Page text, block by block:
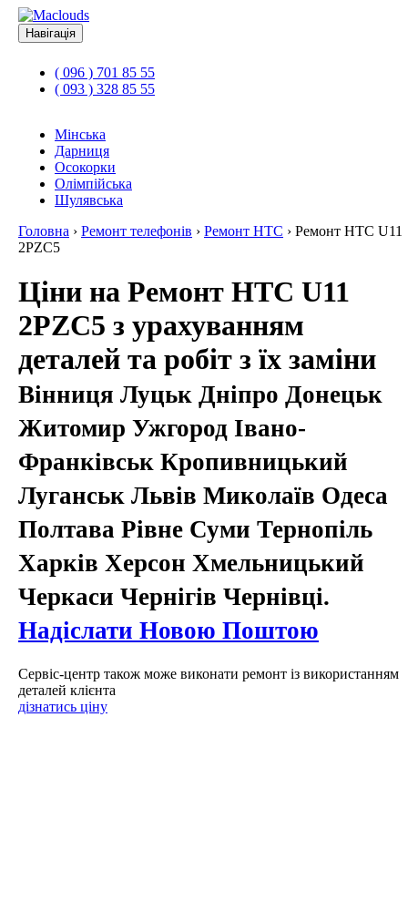
Навігація
( 096 ) 701 85 55
( 093 ) 328 85 55
Мінська
Дарниця
Осокорки
Олімпійська
Шулявська
Головна › Ремонт телефонів › Ремонт HTC › Ремонт HTC U11
2PZC5
Ціни на Ремонт HTC U11
2PZC5 з урахуванням
деталей та робіт з їх заміни
Вінниця Луцьк Дніпро Донецьк
Житомир Ужгород Івано-
Франківськ Кропивницький
Луганськ Львів Миколаїв Одеса
Полтава Рівне Суми Тернопіль
Харків Херсон Хмельницький
Черкаси Чернігів Чернівці.
Надіслати Новою Поштою
Сервіс-центр також може виконати ремонт із використанням
деталей клієнта
дізнатись ціну